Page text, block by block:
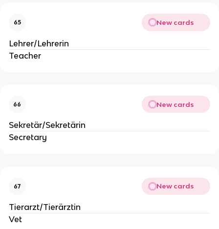
65 New cards
Lehrer/Lehrerin
Teacher
66 New cards
Sekretär/Sekretärin
Secretary
67 New cards
Tierarzt/Tierärztin
Vet